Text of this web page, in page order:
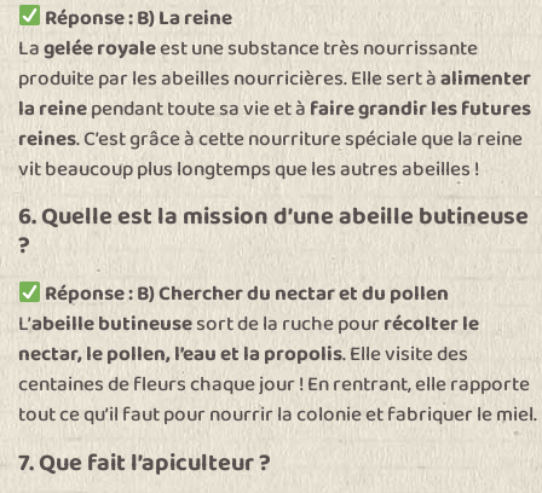
Réponse : B) La reine
Lagelée royaleest une substance très nourrissante
produite par les abeilles nourricières. Elle sert àalimenter
la reinependant toute sa vie et àfaire grandir les futures
reines. C’est grâce à cette nourriture spéciale que la reine
vit beaucoup plus longtemps que les autres abeilles !
6. Quelle est la mission d’une abeille butineuse
?
Réponse : B) Chercher du nectar et du pollen
L’abeille butineusesort de la ruche pourrécolter le
nectar, le pollen, l’eau et la propolis. Elle visite des
centaines de fleurs chaque jour ! En rentrant, elle rapporte
tout ce qu’il faut pour nourrir la colonie et fabriquer le miel.
7. Que fait l’apiculteur ?